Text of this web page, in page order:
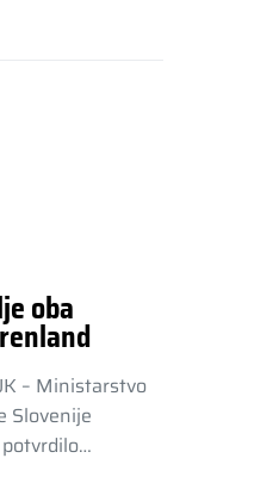
oba
– Ministarstvo
Slovenije